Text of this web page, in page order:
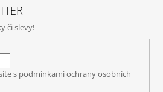
či slevy!
s podmínkami ochrany osobních